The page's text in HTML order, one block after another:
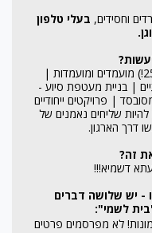
וחסידים, בעלי טלפון
רישום מסודר ודיסקרטי של (מעל 2500!) מועמדים ומועמדות |
| בניית מעטפת סיוע -
| פרויקטים ייחודיים
להיות שליחים נאמנים של
זה?
דשמיא!!!
- יש שלושה דברים
לשמי":
לא מפרסמים פרטים